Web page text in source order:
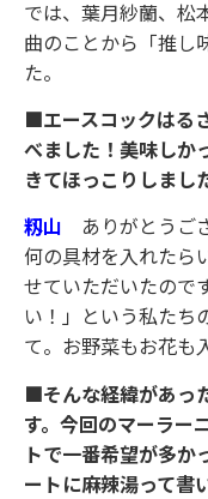
では、葉月紗蘭、松
曲のことから「推し
た。
■エースコックはる
べました！美味しか
きてほっこりしまし
籾山 ありがとうご
何の具材を入れたら
せていただいたので
い！」という私たち
て。お野菜もお花も
■そんな経緯があっ
す。今回のマーラー
トで一番希望が多か
ートに麻辣湯って書